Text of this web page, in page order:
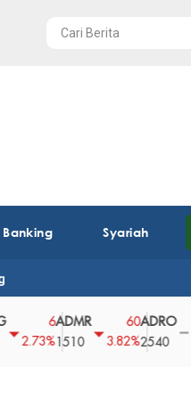
Banking Syariah
2.73%
ADMR
1510
3.82%
ADRO
2540
0
0%